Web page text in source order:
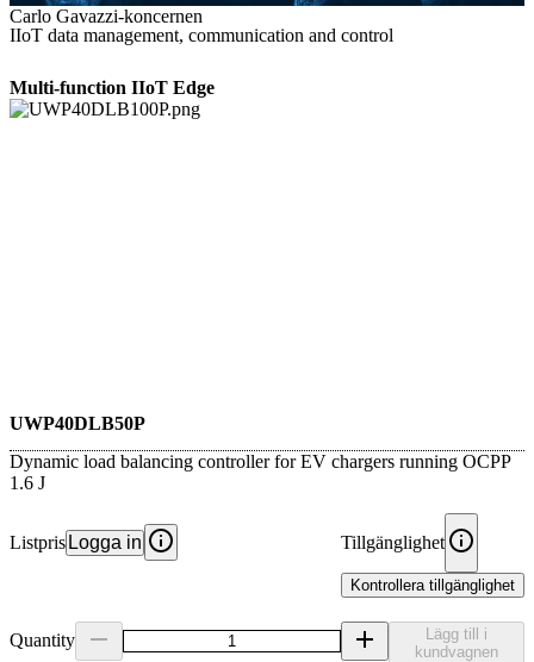
Carlo Gavazzi-koncernen
IIoT data management, communication and control
Multi-function IIoT Edge
UWP40DLB50P
Dynamic load balancing controller for EV chargers running OCPP
1.6 J
Listpris Logga in Tillgänglighet
Kontrollera tillgänglighet
Quantity
Lägg till i
kundvagnen